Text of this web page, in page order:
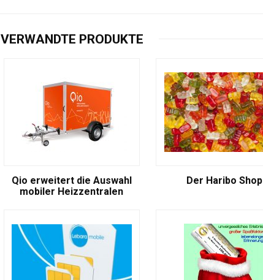
VERWANDTE PRODUKTE
Qio erweitert die Auswahl
mobiler Heizzentralen
Der Haribo Shop